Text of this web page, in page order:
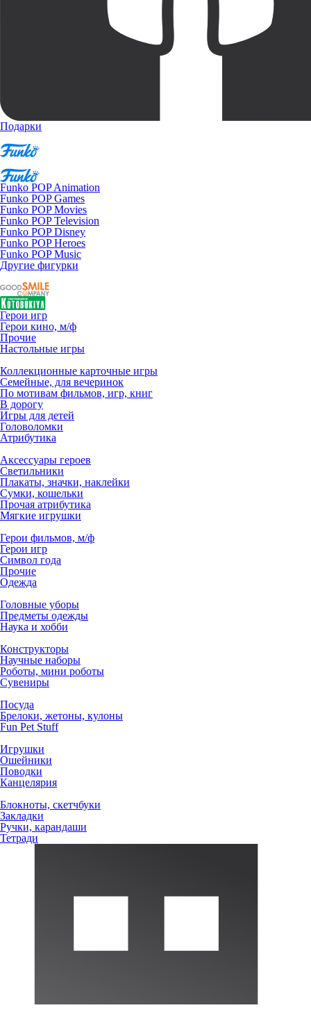
Подарки
Funko POP Animation
Funko POP Games
Funko POP Movies
Funko POP Television
Funko POP Disney
Funko POP Heroes
Funko POP Music
Другие фигурки
Герои игр
Герои кино, м/ф
Прочие
Настольные игры
Коллекционные карточные игры
Семейные, для вечеринок
По мотивам фильмов, игр, книг
В дорогу
Игры для детей
Головоломки
Атрибутика
Аксессуары героев
Светильники
Плакаты, значки, наклейки
Сумки, кошельки
Прочая атрибутика
Мягкие игрушки
Герои фильмов, м/ф
Герои игр
Символ года
Прочие
Одежда
Головные уборы
Предметы одежды
Наука и хобби
Конструкторы
Научные наборы
Роботы, мини роботы
Сувениры
Посуда
Брелоки, жетоны, кулоны
Fun Pet Stuff
Игрушки
Ошейники
Поводки
Канцелярия
Блокноты, скетчбуки
Закладки
Ручки, карандаши
Тетради